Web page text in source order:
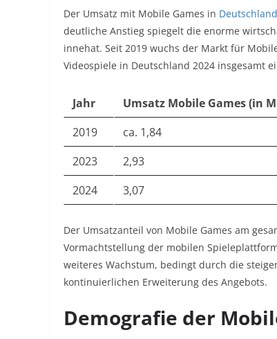
Der Umsatz mit Mobile Games in
deutliche Anstieg spiegelt die enorme
innehat. Seit 2019 wuchs der Markt für
Videospiele in Deutschland 2024 insgesamt
Jahr Umsatz Mobile Games (in
2019
ca. 1,84
2023
2,93
2024
3,07
Der Umsatzanteil von Mobile Games am
Vormachtstellung der mobilen
weiteres Wachstum, bedingt durch die
kontinuierlichen Erweiterung des Angebots.
Demografie der